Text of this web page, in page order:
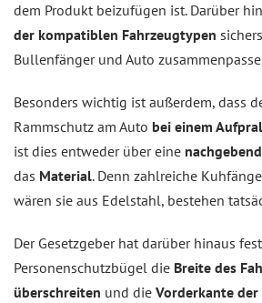
dem Produkt beizufügen ist. Darüber
der kompatiblen Fahrzeugtypen
Bullenfänger und Auto
Besonders wichtig ist außerdem, dass
Rammschutz am Auto bei einem
ist dies entweder über eine
das Material. Denn zahlreiche
wären sie aus Edelstahl, bestehen
Der Gesetzgeber hat darüber hinaus
Personenschutzbügel die Breite des
überschreiten und die Vorderkante